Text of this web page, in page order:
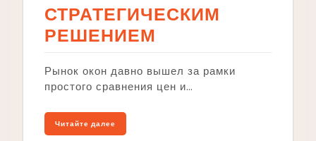
СТРАТЕГИЧЕСКИМ
РЕШЕНИЕМ
Рынок окон давно вышел за рамки
простого сравнения цен и…
Читайте далее